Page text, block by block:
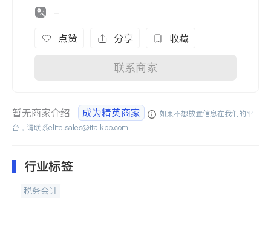
-
点赞 分享 收藏
联系商家
暂无商家介绍 成为精英商家
如果不想放置信息在我们的平
台，请联系elite.sales@italkbb.com
行业标签
税务会计